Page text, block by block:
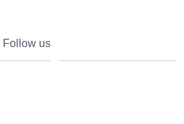
Follow us